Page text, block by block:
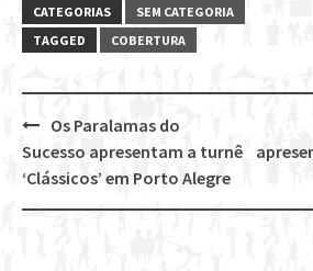
CATEGORIAS
SEM CATEGORIA
TAGGED
COBERTURA
Post
navigation
Os Paralamas do
Sucesso apresentam a turnê
‘Clássicos’ em Porto Alegre